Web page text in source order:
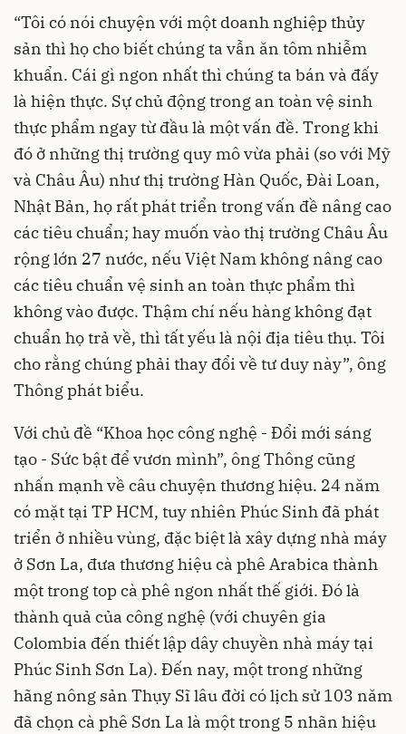
“Tôi có nói chuyện với một doanh nghiệp thủy
sản thì họ cho biết chúng ta vẫn ăn tôm nhiễm
khuẩn. Cái gì ngon nhất thì chúng ta bán và đấy
là hiện thực. Sự chủ động trong an toàn vệ sinh
thực phẩm ngay từ đầu là một vấn đề. Trong khi
đó ở những thị trường quy mô vừa phải (so với Mỹ
và Châu Âu) như thị trường Hàn Quốc, Đài Loan,
Nhật Bản, họ rất phát triển trong vấn đề nâng cao
các tiêu chuẩn; hay muốn vào thị trường Châu Âu
rộng lớn 27 nước, nếu Việt Nam không nâng cao
các tiêu chuẩn vệ sinh an toàn thực phẩm thì
không vào được. Thậm chí nếu hàng không đạt
chuẩn họ trả về, thì tất yếu là nội địa tiêu thụ. Tôi
cho rằng chúng phải thay đổi về tư duy này”, ông
Thông phát biểu.
Với chủ đề “Khoa học công nghệ - Đổi mới sáng
tạo - Sức bật để vươn mình”, ông Thông cũng
nhấn mạnh về câu chuyện thương hiệu. 24 năm
có mặt tại TP HCM, tuy nhiên Phúc Sinh đã phát
triển ở nhiều vùng, đặc biệt là xây dựng nhà máy
ở Sơn La, đưa thương hiệu cà phê Arabica thành
một trong top cà phê ngon nhất thế giới. Đó là
thành quả của công nghệ (với chuyên gia
Colombia đến thiết lập dây chuyền nhà máy tại
Phúc Sinh Sơn La). Đến nay, một trong những
hãng nông sản Thụy Sĩ lâu đời có lịch sử 103 năm
đã chọn cà phê Sơn La là một trong 5 nhãn hiệu